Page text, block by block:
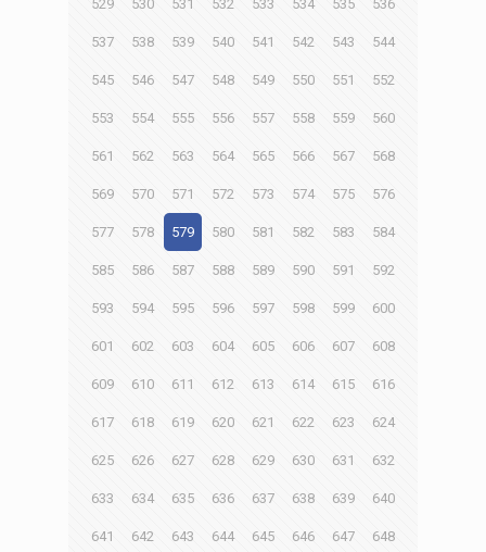
529 530 531 532 533 534 535 536
537 538 539 540 541 542 543 544
545 546 547 548 549 550 551 552
553 554 555 556 557 558 559 560
561 562 563 564 565 566 567 568
569 570 571 572 573 574 575 576
577 578 579 580 581 582 583 584
585 586 587 588 589 590 591 592
593 594 595 596 597 598 599 600
601 602 603 604 605 606 607 608
609 610 611 612 613 614 615 616
617 618 619 620 621 622 623 624
625 626 627 628 629 630 631 632
633 634 635 636 637 638 639 640
641 642 643 644 645 646 647 648